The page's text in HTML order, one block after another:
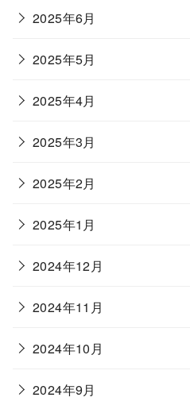
2025年6月
2025年5月
2025年4月
2025年3月
2025年2月
2025年1月
2024年12月
2024年11月
2024年10月
2024年9月